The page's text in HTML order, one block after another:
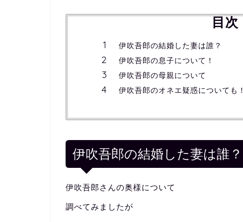
目次
伊吹吾郎の結婚した妻は誰？
伊吹吾郎の息子について！
伊吹吾郎の母親について
伊吹吾郎のオネエ疑惑についても！
伊吹吾郎の結婚した妻は誰？
伊吹吾郎さんの奥様について
調べてみましたが